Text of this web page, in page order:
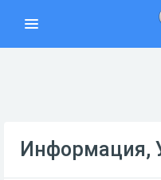
Информация,